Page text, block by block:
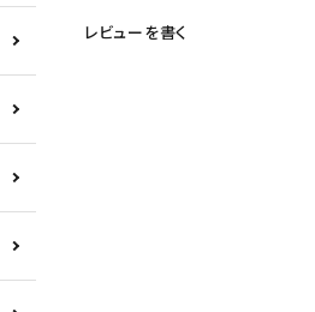
レビューを書く